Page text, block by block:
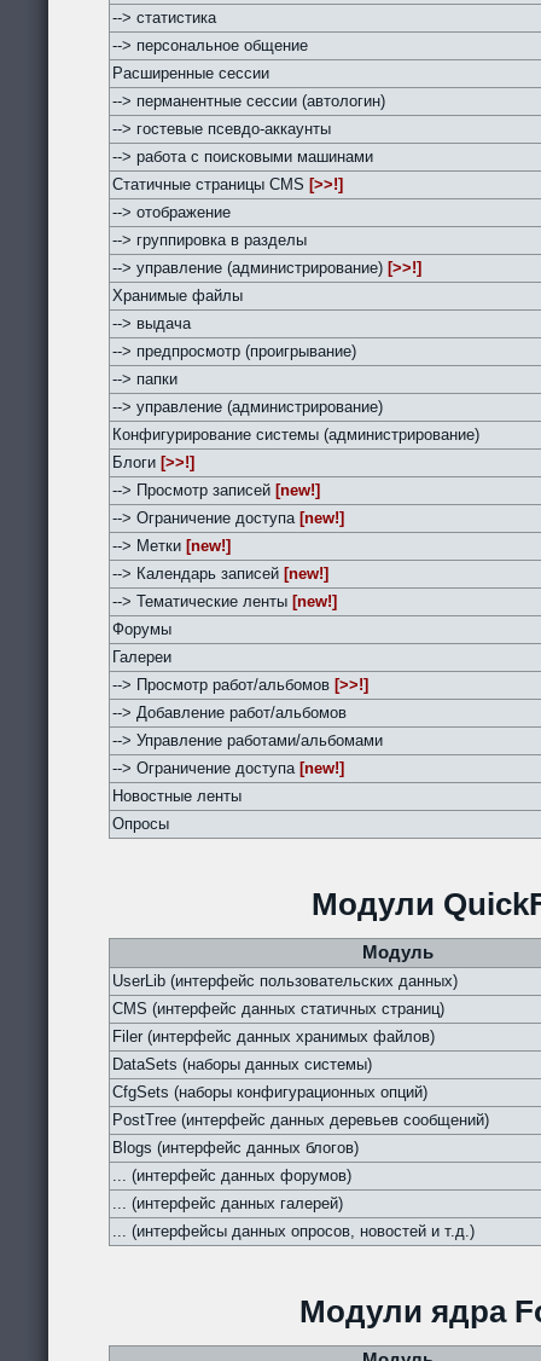
--> статистика
--> персональное общение
Расширенные сессии
--> перманентные сессии (автологин)
--> гостевые псевдо-аккаунты
--> работа с поисковыми машинами
Статичные страницы CMS [>>!]
--> отображение
--> группировка в разделы
--> управление (администрирование) [>>!]
Хранимые файлы
--> выдача
--> предпросмотр (проигрывание)
--> папки
--> управление (администрирование)
Конфигурирование системы (администрирование)
Блоги [>>!]
--> Просмотр записей [new!]
--> Ограничение доступа [new!]
--> Метки [new!]
--> Календарь записей [new!]
--> Тематические ленты [new!]
Форумы
Галереи
--> Просмотр работ/альбомов [>>!]
--> Добавление работ/альбомов
--> Управление работами/альбомами
--> Ограничение доступа [new!]
Новостные ленты
Опросы
Модули
Модуль
UserLib (интерфейс пользовательских данных)
CMS (интерфейс данных статичных страниц)
Filer (интерфейс данных хранимых файлов)
DataSets (наборы данных системы)
CfgSets (наборы конфигурационных опций)
PostTree (интерфейс данных деревьев сообщений)
Blogs (интерфейс данных блогов)
... (интерфейс данных форумов)
... (интерфейс данных галерей)
... (интерфейсы данных опросов, новостей и т.д.)
Модули ядра